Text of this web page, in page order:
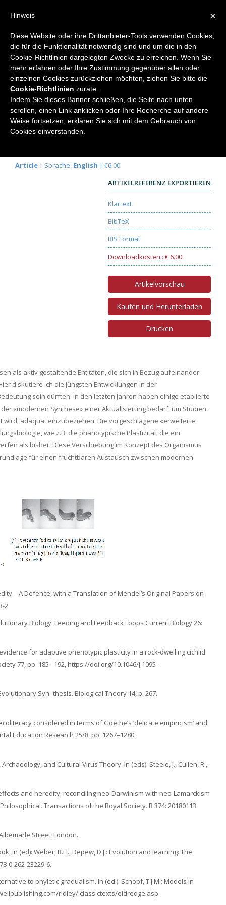
Home
Goethe's Spirit Haunts a New
Dynamic Biology
Judyth Sassoon
Article | Sprache: English | €6.00
ARTIKELREFERENZ EXPORTIEREN
Klartext
BibTeX
RIS Format
Downloadkosten : € 6.00
Artikelvorschau
Kaufen und Herunterladen
Drucken
als aktiv gestaltende Entitäten, die sich in Bezug aufeinander
diskutiere ich die jüngsten Entwicklungen in der
sein dürften. In den letzten Jahren haben einige etablierte
«modernen Synthese» einer Aktualisierung bedarf, um Studien,
adäquat einzubeziehen. Die vorgeschlagene «erweiterte
wie z.B. die phänotypische Plastizität, die ein
als bisher. Diese Verschiebung im Konzept des Organismus
für einen fruchtbaren Austausch zwischen modernen
– A Defence, with a Translation of Mendel’s Original Papers on
2
Biology: Feeding and Feedback Loops Current Biology 26:
evidence for adaptive phenotypic plasticity in a rock-dwelling cichlid
77, pp. 185– 192, https://doi.org/10.1046/j.1095-
Syn- thesis. Biological Theory 14, p. 267.
considered in terms of Goethe’s ‘delicate empiricism’ and
Education Research 25/8, pp. 1267–1280,
and Cultural Virus Theory. In (eds): Steele, J., Cullen, R.,
and heredity: reconciling neo-Darwinism with neo-Lamarckism
Transactions of the Royal Society. B 374: 20180113.
Street, London.
In (ed): Weber, B.H., Depew, D.J.: Evolution and learning: The
0-262-23229-6.
to phyletic gradualism. In (ed.): Schopf, T.J.M.: Models in
ridley/ classictexts/eldredge.asp
×
Hinweis
Diese Website oder ihre Drittanbieter-Tools verwenden Cookies,
die für die Funktionalität notwendig sind und um die in den
Cookie-Richtlinien dargelegten Zwecke zu erreichen. Wenn Sie
mehr erfahren oder Ihre Zustimmung gegenüber allen oder
einzelnen Cookies zurückziehen möchten, ziehen Sie bitte die
Cookie-Richtlinien zurate.
Indem Sie dieses Banner schließen, die Seite nach unten
scrollen, einen Link anklicken oder Ihre Recherche auf andere
Weise fortsetzen, erklären Sie sich mit dem Gebrauch von
Cookies einverstanden.